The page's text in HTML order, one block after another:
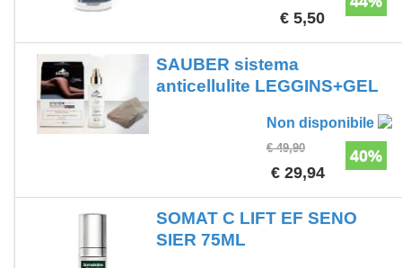
€ 5,50
SAUBER sistema
anticellulite LEGGINS+GEL
Non disponibile
40%
€ 49,90
€ 29,94
SOMAT C LIFT EF SENO
SIER 75ML